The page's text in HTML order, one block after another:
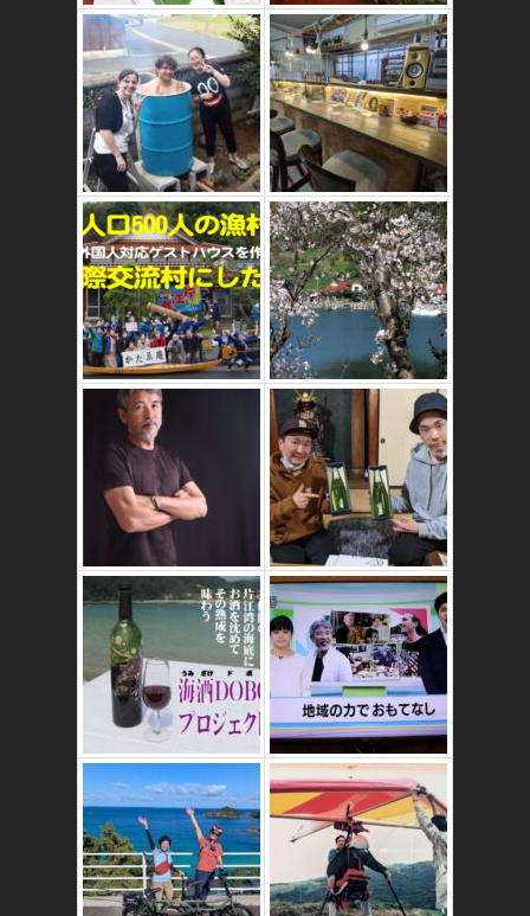
かたゑ庵ワークシ
ョップ、ベジスシ